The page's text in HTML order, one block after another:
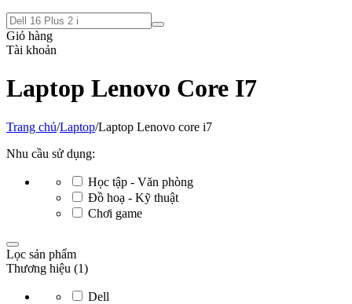
Giỏ hàng
Tài khoản
Laptop Lenovo Core I7
Trang chủ/Laptop/Laptop Lenovo core i7
Nhu cầu sử dụng:
Học tập - Văn phòng
Đồ hoạ - Kỹ thuật
Chơi game
Lọc sản phẩm
Thương hiệu (1)
Dell